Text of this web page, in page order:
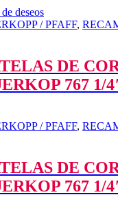
deseos
/ PFAFF,
DE
767 1/
/ PFAFF,
DE
767 1/